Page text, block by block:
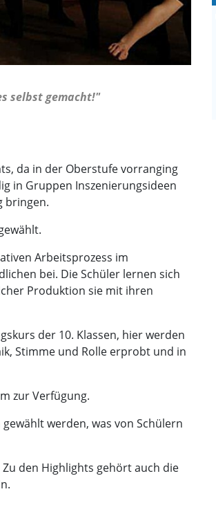
selbst gemacht!"
da in der Oberstufe vorranging
in Gruppen Inszenierungsideen
bringen.
Arbeitsprozess im
bei. Die Schüler lernen sich
Produktion sie mit ihren
der 10. Klassen, hier werden
Stimme und Rolle erprobt und in
zur Verfügung.
werden, was von Schülern
den Highlights gehört auch die